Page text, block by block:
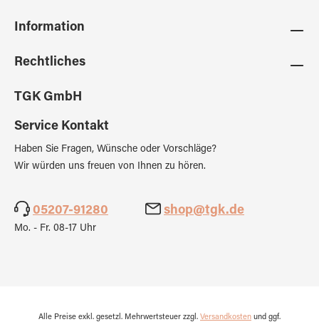
Information
Rechtliches
TGK GmbH
Service Kontakt
Haben Sie Fragen, Wünsche oder Vorschläge?
Wir würden uns freuen von Ihnen zu hören.
05207-91280 shop@tgk.de
Mo. - Fr. 08-17 Uhr
Alle Preise exkl. gesetzl. Mehrwertsteuer zzgl. Versandkosten und ggf.